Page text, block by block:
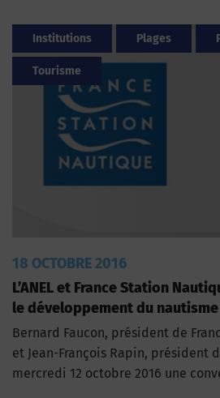
Institutions Plages
Tourisme
18 OCTOBRE 2016
L’ANEL et France Station
le développement du nautisme
Bernard Faucon, président de
et Jean-François Rapin, président
mercredi 12 octobre 2016 une